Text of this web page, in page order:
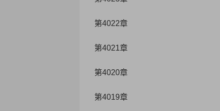
第4022章
第4021章
第4020章
第4019章